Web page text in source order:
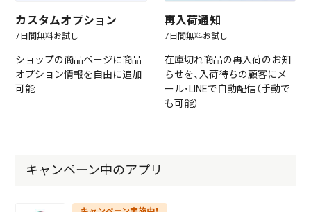
カスタムオプション
7日間無料お試し
ショップの商品ページに商品
オプション情報を自由に追加
可能
再入荷通知
7日間無料お試し
在庫切れ商品の再入荷のお知
らせを、入荷待ちの顧客にメ
ール・LINEで自動配信（手動で
も可能）
キャンペーン中のアプリ